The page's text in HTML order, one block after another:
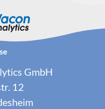
GmbH
12